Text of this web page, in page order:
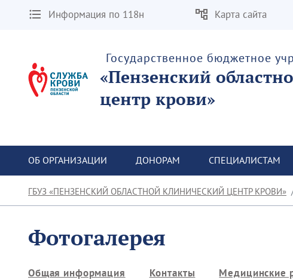
Информация по 118н Карта сайта
Государственное бюджетное
«Пензенский
центр крови»
ОБ ОРГАНИЗАЦИИ ДОНОРАМ СПЕЦИАЛИСТАМ
ГБУЗ «ПЕНЗЕНСКИЙ ОБЛАСТНОЙ КЛИНИЧЕСКИЙ ЦЕНТР КРОВИ»
Фотогалерея
Общая информация Контакты Медицинские